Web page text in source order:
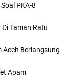
PKA-8
Taman Ratu
Aceh Berlangsung
Apam